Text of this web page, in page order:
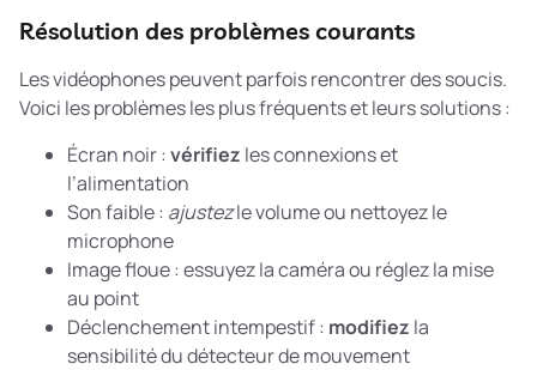
Résolution des problèmes courants
Les vidéophones peuvent parfois rencontrer des soucis.
Voici les problèmes les plus fréquents et leurs solutions :
Écran noir : vérifiez les connexions et
l’alimentation
Son faible : ajustezle volume ou nettoyez le
microphone
Image floue : essuyez la caméra ou réglez la mise
au point
Déclenchement intempestif : modifiez la
sensibilité du détecteur de mouvement